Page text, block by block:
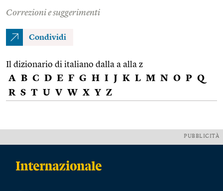
Correzioni e suggerimenti
Condividi
Il dizionario di italiano dalla a alla z
A B C D E F G H I J K L M N O P Q
R S T U V W X Y Z
PUBBLICITÀ